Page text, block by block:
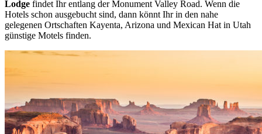
Lodge findet Ihr entlang der Monument Valley Road. Wenn die
Hotels schon ausgebucht sind, dann könnt Ihr in den nahe
gelegenen Ortschaften Kayenta, Arizona und Mexican Hat in Utah
günstige Motels finden.